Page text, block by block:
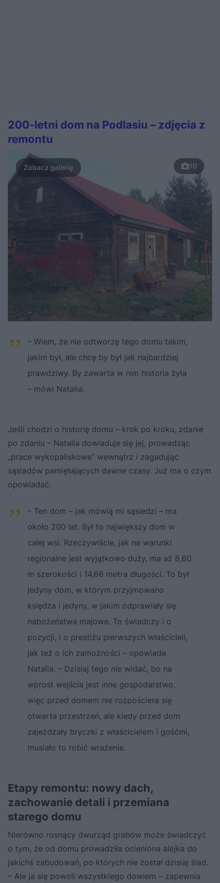
200-letni dom na Podlasiu – zdjęcia z
remontu
10
– Wiem, że nie odtworzę tego domu takim,
jakim był, ale chcę by był jak najbardziej
prawdziwy. By zawarta w nim historia żyła
– mówi Natalia.
Jeśli chodzi o historię domu – krok po kroku, zdanie
po zdaniu – Natalia dowiaduje się jej, prowadząc
„prace wykopaliskowe” wewnątrz i zagadując
sąsiadów pamiętających dawne czasy. Już ma o czym
opowiadać.
– Ten dom – jak mówią mi sąsiedzi – ma
około 200 lat. Był to największy dom w
całej wsi. Rzeczywiście, jak na warunki
regionalne jest wyjątkowo duży, ma aż 8,60
m szerokości i 14,66 metra długości. To był
jedyny dom, w którym przyjmowano
księdza i jedyny, w jakim odprawiały się
nabożeństwa majowe. To świadczy i o
pozycji, i o prestiżu pierwszych właścicieli,
jak też o ich zamożności – opowiada
Natalia. – Dzisiaj tego nie widać, bo na
wprost wejścia jest inne gospodarstwo,
więc przed domem nie rozpościera się
otwarta przestrzeń, ale kiedy przed dom
zajeżdżały bryczki z właścicielem i gośćmi,
musiało to robić wrażenie.
Etapy remontu: nowy dach,
zachowanie detali i przemiana
starego domu
Nierówno rosnący dwurząd grabów może świadczyć
o tym, że od domu prowadziła ocieniona alejka do
jakichś zabudowań, po których nie został dzisiaj ślad.
– Ale ja się powoli wszystkiego dowiem – zapewnia